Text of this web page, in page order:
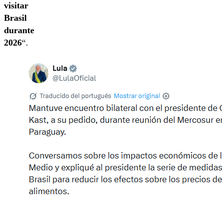
visitar
Brasil
durante
2026“.